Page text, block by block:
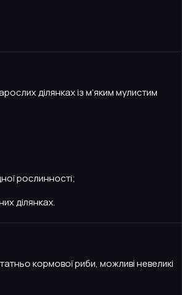
ділянках із м’яким мулистим
рослинності;
ділянках.
кормової риби, можливі невеликі